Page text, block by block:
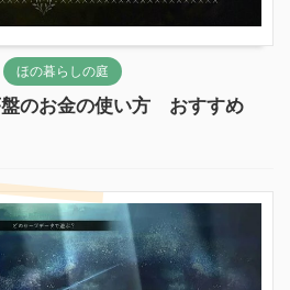
ほの暮らしの庭
盤のお金の使い方 おすすめ